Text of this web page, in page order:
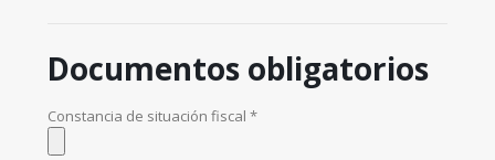
Documentos obligatorios
Constancia de situación fiscal *